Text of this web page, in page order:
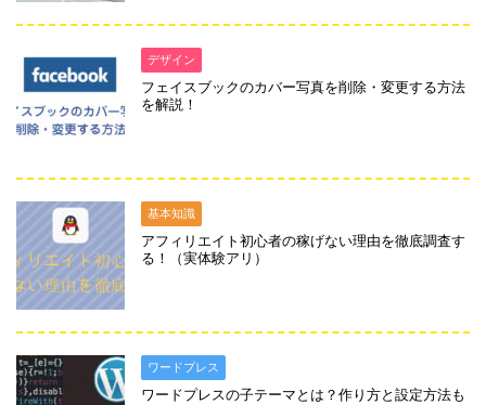
デザイン
フェイスブックのカバー写真を削除・変更する方法
を解説！
基本知識
アフィリエイト初心者の稼げない理由を徹底調査す
る！（実体験アリ）
ワードプレス
ワードプレスの子テーマとは？作り方と設定方法も